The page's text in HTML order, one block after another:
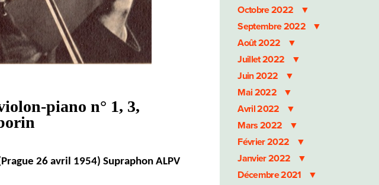
piano n° 1, 3,
26 avril 1954) Supraphon ALPV
Octobre 2022
Septembre 2022
Août 2022
Juillet 2022
Juin 2022
Mai 2022
Avril 2022
Mars 2022
Février 2022
Janvier 2022
Décembre 2021